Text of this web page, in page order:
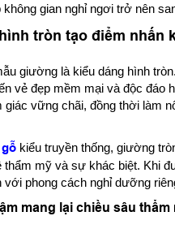
gian nghỉ ngơi trở nên
tròn tạo điểm nhấn
giường là kiểu dáng hình
vẻ đẹp mềm mại và độc đáo
giác vững chãi, đồng thời làm
kiểu truyền thống, giường
thẩm mỹ và sự khác biệt. Khi
phong cách nghỉ dưỡng
mang lại chiều sâu thẩm